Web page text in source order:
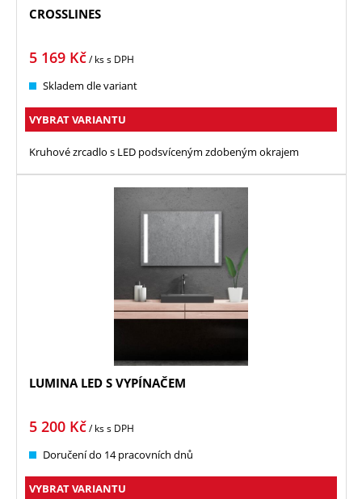
CROSSLINES
5 169 Kč/ kss DPH
Skladem dle variant
VYBRAT VARIANTU
Kruhové zrcadlo s LED podsvíceným zdobeným okrajem
LUMINA LED S VYPÍNAČEM
5 200 Kč/ kss DPH
Doručení do 14 pracovních dnů
VYBRAT VARIANTU